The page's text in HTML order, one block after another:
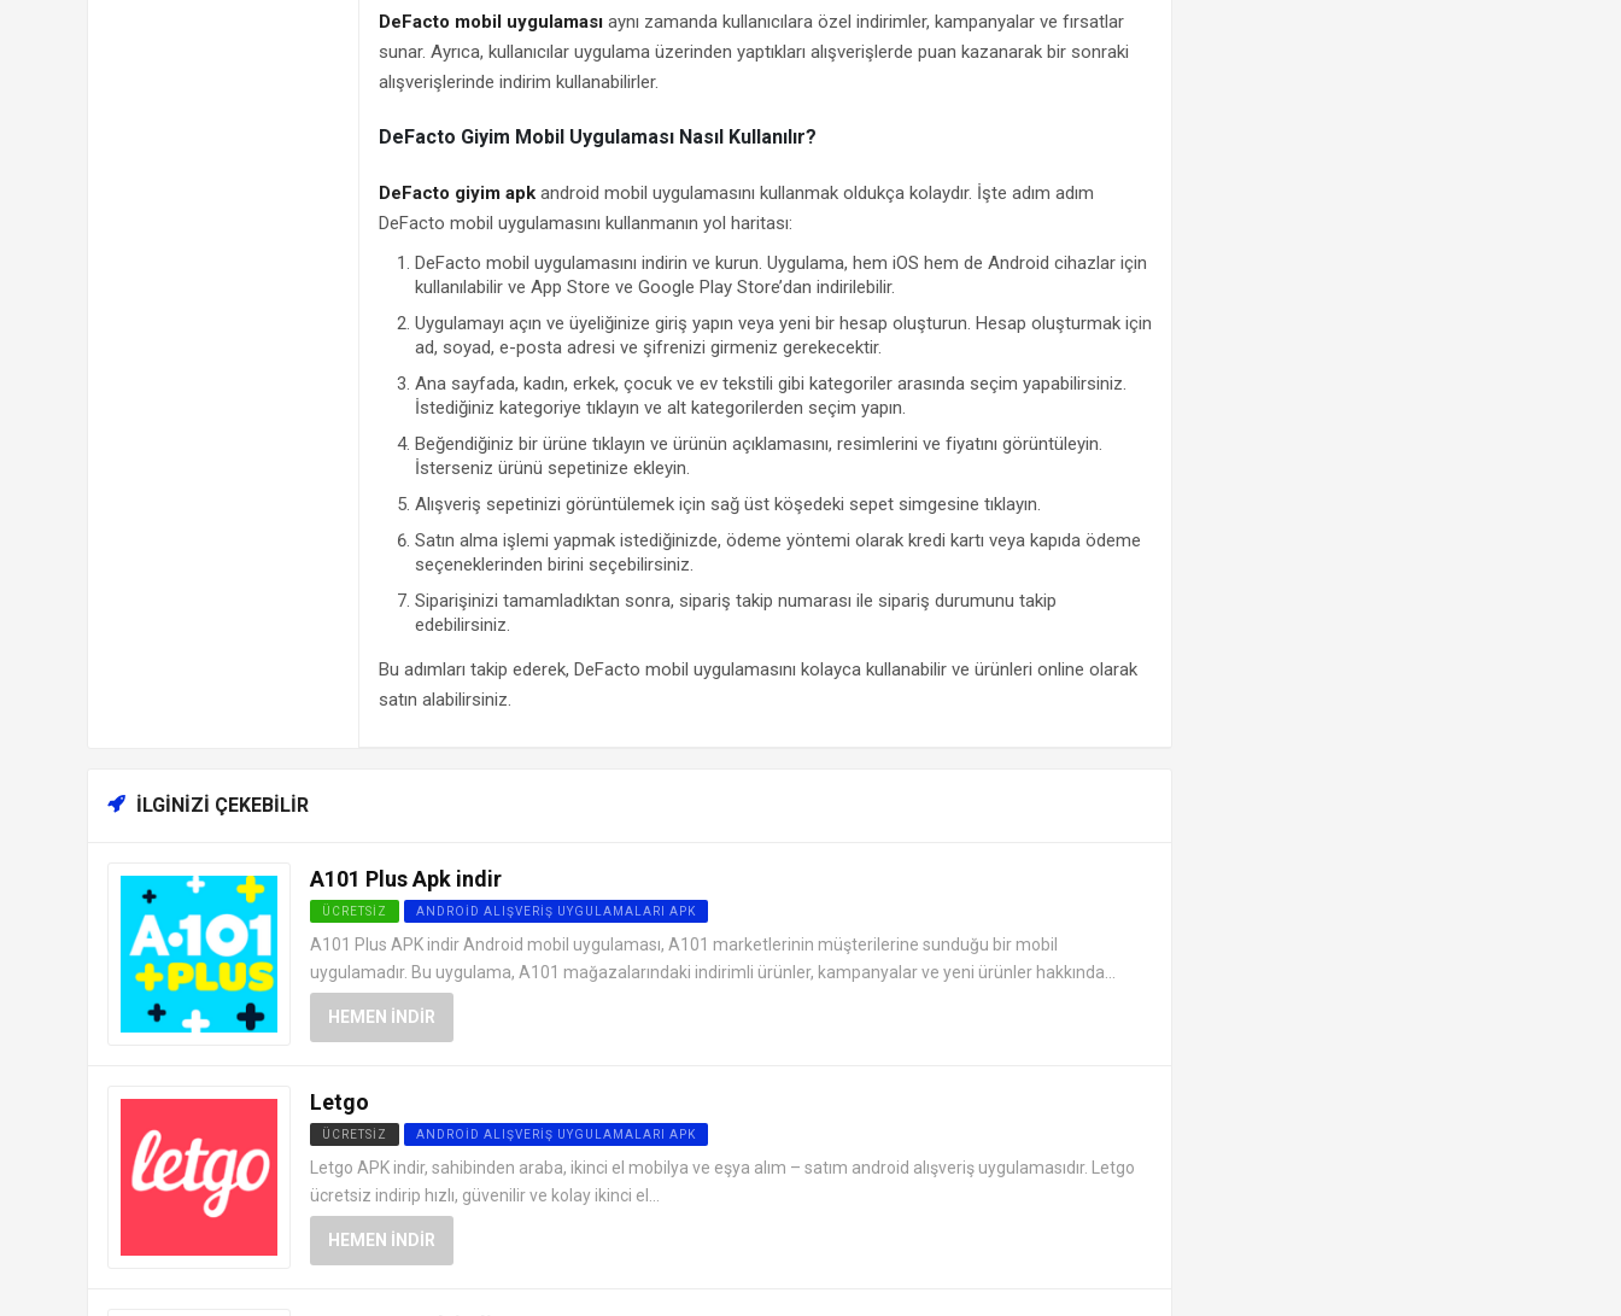
DeFacto mobil uygulamasıaynı zamanda kullanıcılara özel indirimler, kampanyalar ve fırsatlar
sunar. Ayrıca, kullanıcılar uygulama üzerinden yaptıkları alışverişlerde puan kazanarak bir sonraki
alışverişlerinde indirim kullanabilirler.
DeFacto Giyim Mobil Uygulaması Nasıl Kullanılır?
DeFacto giyim apkandroid mobil uygulamasını kullanmak oldukça kolaydır. İşte adım adım
DeFacto mobil uygulamasını kullanmanın yol haritası:
DeFacto mobil uygulamasını indirin ve kurun. Uygulama, hem iOS hem de Android cihazlar için
kullanılabilir ve App Store ve Google Play Store’dan indirilebilir.
Uygulamayı açın ve üyeliğinize giriş yapın veya yeni bir hesap oluşturun. Hesap oluşturmak için
ad, soyad, e-posta adresi ve şifrenizi girmeniz gerekecektir.
Ana sayfada, kadın, erkek, çocuk ve ev tekstili gibi kategoriler arasında seçim yapabilirsiniz.
İstediğiniz kategoriye tıklayın ve alt kategorilerden seçim yapın.
Beğendiğiniz bir ürüne tıklayın ve ürünün açıklamasını, resimlerini ve fiyatını görüntüleyin.
İsterseniz ürünü sepetinize ekleyin.
Alışveriş sepetinizi görüntülemek için sağ üst köşedeki sepet simgesine tıklayın.
Satın alma işlemi yapmak istediğinizde, ödeme yöntemi olarak kredi kartı veya kapıda ödeme
seçeneklerinden birini seçebilirsiniz.
Siparişinizi tamamladıktan sonra, sipariş takip numarası ile sipariş durumunu takip
edebilirsiniz.
Bu adımları takip ederek, DeFacto mobil uygulamasını kolayca kullanabilir ve ürünleri online olarak
satın alabilirsiniz.
İLGINIZI ÇEKEBILIR
A101 Plus Apk indir
ÜCRETSIZ ANDROID ALIŞVERIŞ UYGULAMALARI APK
A101 Plus APK indir Android mobil uygulaması, A101 marketlerinin müşterilerine sunduğu bir mobil
uygulamadır. Bu uygulama, A101 mağazalarındaki indirimli ürünler, kampanyalar ve yeni ürünler hakkında...
HEMEN İNDIR
Letgo
ÜCRETSIZ ANDROID ALIŞVERIŞ UYGULAMALARI APK
Letgo APK indir, sahibinden araba, ikinci el mobilya ve eşya alım – satım android alışveriş uygulamasıdır. Letgo
ücretsiz indirip hızlı, güvenilir ve kolay ikinci el...
HEMEN İNDIR